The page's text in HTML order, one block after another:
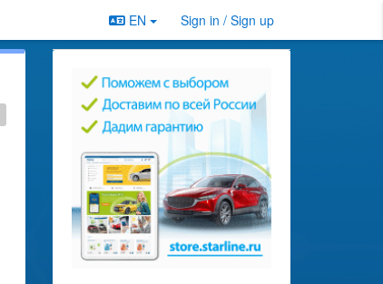
EN Sign in / Sign up